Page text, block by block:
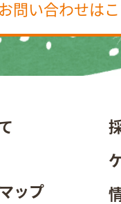
お問い合わせは
ップ